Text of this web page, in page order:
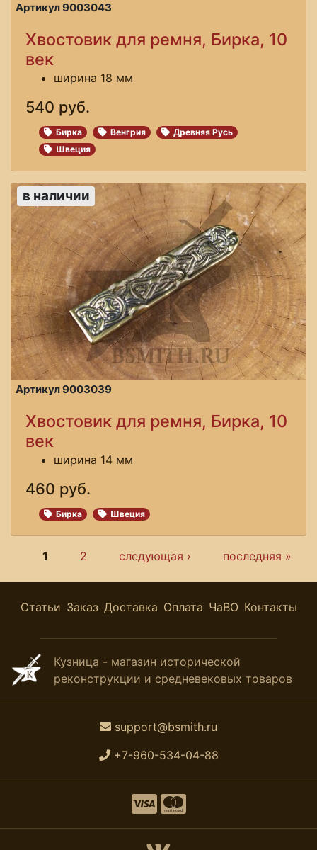
Артикул 9003043
Хвостовик для ремня, Бирка, 10
век
ширина 18 мм
540 руб.
Бирка Венгрия
Древняя Русь
Швеция
Артикул 9003039
в наличии
Хвостовик для ремня, Бирка, 10
век
ширина 14 мм
460 руб.
Бирка Швеция
Страницы
1 2 следующая › последняя »
Статьи Заказ Доставка Оплата ЧаВО Контакты
Кузница - магазин исторической
реконструкции и средневековых товаров
support@bsmith.ru
+7-960-534-04-88